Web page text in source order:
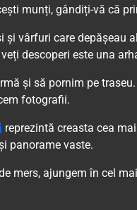
munți, gândiți-vă că
și vârfuri care depășeau
descoperi este una
și să pornim pe
fotografii.
reprezintă creasta cea
panorame vaste.
mers, ajungem în cel